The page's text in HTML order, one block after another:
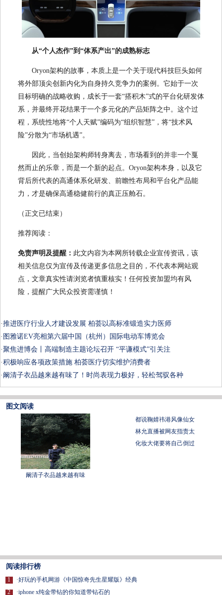
从“个人杰作”到“体系产出”的成熟标志
Oryon架构的故事，本质上是一个关于现代科技巨头如何
将外部顶尖创新内化为自身持久竞争力的案例。它始于一次
目标明确的战略收购，成长于一套“搭积木”式的平台化研发体
系，并最终开花结果于一个多元化的产品矩阵之中。这个过
程，系统性地将“个人天赋”编码为“组织智慧”，将“技术风
险”分散为“市场机遇”。
因此，当创始架构师转身离去，市场看到的并非一个戛
然而止的乐章，而是一个新的起点。Oryon架构本身，以及它
背后所代表的高通体系化研发、前瞻性布局和平台化产品能
力，才是确保高通稳健前行的真正压舱石。
（正文已结束）
推荐阅读：
免责声明及提醒： 此文内容为本网所转载企业宣传资讯，该
相关信息仅为宣传及传递更多信息之目的，不代表本网站观
点，文章真实性请浏览者慎重核实！任何投资加盟均有风
险，提醒广大民众投资需谨慎！
·推进医疗行业人才建设发展 柏荟以高标准锻造实力医师
· 图雅诺EV亮相第六届中国（杭州）国际电动车博览会
·聚焦进博会丨高端制造主题论坛召开 “平谦模式”引关注
·​积极响应各项政策措施 柏荟医疗切实维护消费者
· 阚清子衣品越来越有味了！时尚表现力极好，轻松驾驭各种
图文阅读
阚清子衣品越来越有味
都说鞠婧祎港风像仙女
林允直播被网友指责太
化妆大佬要将自己倒过
阅读排行榜
1
2
·好玩的手机网游《中国惊奇先生星耀版》经典
·iphone x纯金带钻的你知道带钻石的